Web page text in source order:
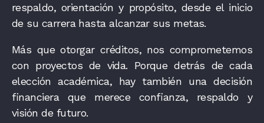
respaldo, orientación y propósito, desde el inicio
de su carrera hasta alcanzar sus metas.
Más que otorgar créditos, nos comprometemos
con proyectos de vida. Porque detrás de cada
elección académica, hay también una decisión
financiera que merece confianza, respaldo y
visión de futuro.